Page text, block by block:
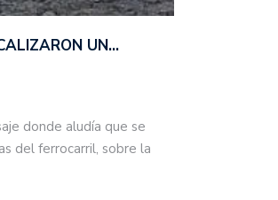
UN…
donde aludía que se
del ferrocarril, sobre la